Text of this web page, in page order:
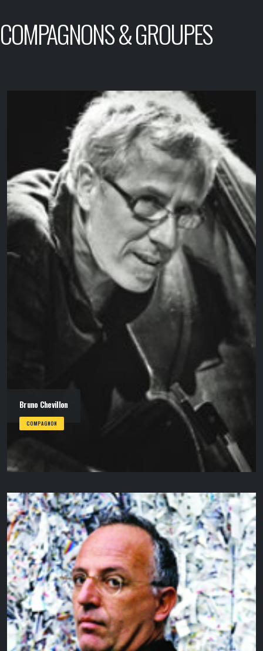
COMPAGNONS & GROUPES
Bruno Chevillon
COMPAGNON